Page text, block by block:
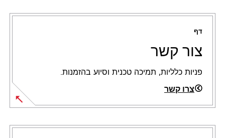
דף
צור קשר
פניות כלליות, תמיכה טכנית וסיוע בהזמנות.
צרו קשר